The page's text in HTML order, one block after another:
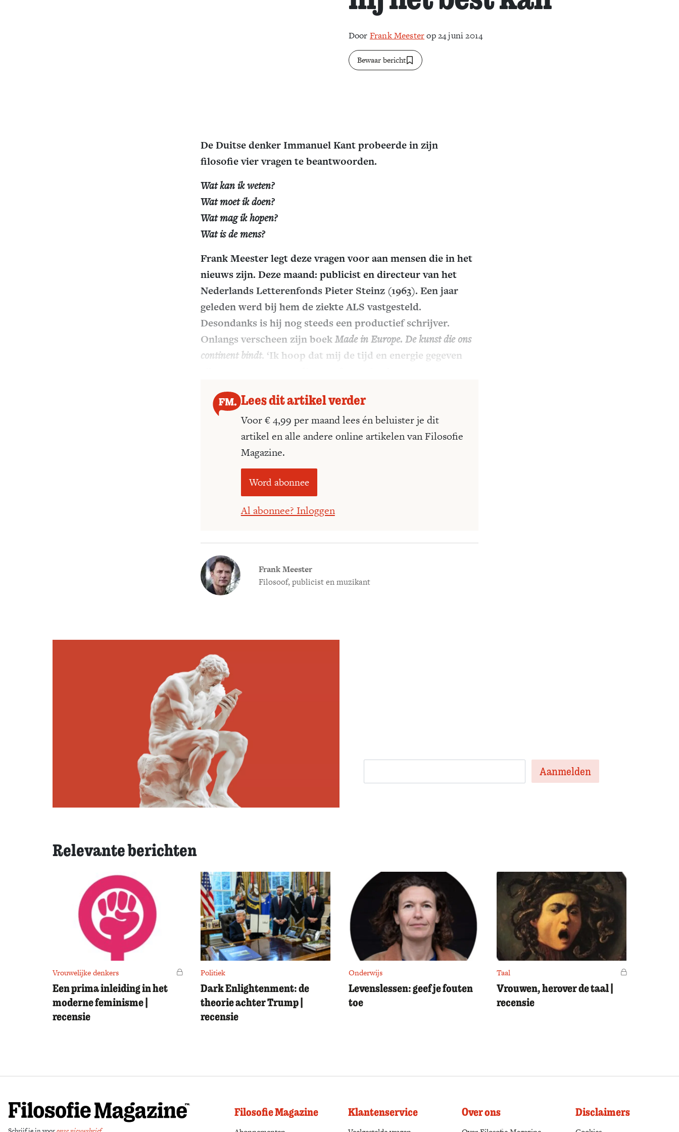
Door Frank Meesterop 24 juni 2014
Bewaar bericht
De Duitse denker Immanuel Kant probeerde in zijn
filosofie vier vragen te beantwoorden.
Wat kan ik weten?
Wat moet ik doen?
Wat mag ik hopen?
Wat is de mens?
Frank Meester legt deze vragen voor aan mensen die in het
nieuws zijn. Deze maand: publicist en directeur van het
Nederlands Letterenfonds Pieter Steinz (1963). Een jaar
geleden werd bij hem de ziekte ALS vastgesteld.
Desondanks is hij nog steeds een productief schrijver.
Onlangs verscheen zijn boekMade in Europe. De kunst die ons
continent bindt. ‘Ik hoop dat mij de tijd en energie gegeven
Lees dit artikel verder
Voor € 4,99 per maand lees én beluister je dit
artikel en alle andere online artikelen van Filosofie
Magazine.
Word abonnee
Al abonnee? Inloggen
Frank Meester
Filosoof, publicist en muzikant
Relevante berichten
Vrouwelijke denkers Voor leden
Een prima inleiding in het
moderne feminisme |
recensie
Politiek
Dark Enlightenment: de
theorie achter Trump |
recensie
Onderwijs
Levenslessen: geef je fouten
toe
Taal Voor leden
Vrouwen, herover de taal |
recensie
Filosofie Magazine Klantenservice Over ons Disclaimers